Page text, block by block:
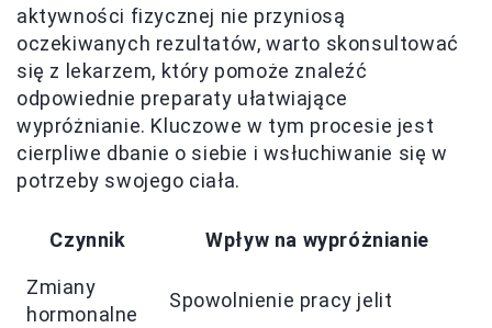
aktywności fizycznej nie przyniosą
oczekiwanych rezultatów, warto skonsultować
się z lekarzem, który pomoże znaleźć
odpowiednie preparaty ułatwiające
wypróżnianie. Kluczowe w tym procesie jest
cierpliwe dbanie o siebie i wsłuchiwanie się w
potrzeby swojego ciała.
Czynnik Wpływ na wypróżnianie
Zmiany
hormonalne
Spowolnienie pracy jelit